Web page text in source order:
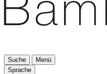
Suche
Menü
Sprache